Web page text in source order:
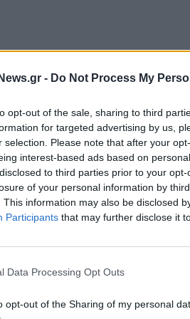
- Do Not Process My
opt-out of the sale, sharing to third
for targeted advertising by us,
selection. Please note that after your
interest-based ads based on
to third parties prior to your
of your personal information by
This information may also be disclosed
Participants that may further disclose it
Data Processing Opt Outs
opt-out of the Sharing of my personal
συνέπειες της επίθεσης
εξερεύνηση του
στη Ρωσία από τα
ανακοίνωσή της.
συμβούλιο της ESA
με τη (Ρωσική
να ξεκινήσει το 2022, και
μέτρα για την αναστολή
είπε ότι το πρόγραμμα του
κύριος στόχος είναι να
διατήρησης της ασφάλειας του